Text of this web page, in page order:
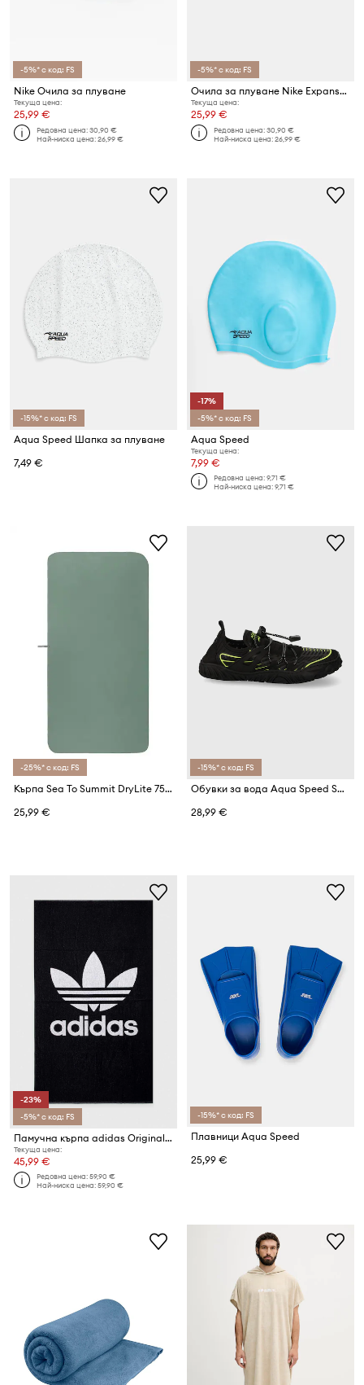
-5%* с код: FS
Nike Очила за плуване
Текуща цена:
25,99 €
Редовна цена:30,90 €
Най-ниска цена:26,99 €
-5%* с код: FS
Очила за плуване Nike Expanse Mirror
Текуща цена:
25,99 €
Редовна цена:30,90 €
Най-ниска цена:26,99 €
-15%* с код: FS
Aqua Speed Шапка за плуване
7,49 €
-17%
-5%* с код: FS
Aqua Speed
Текуща цена:
7,99 €
Редовна цена:9,71 €
Най-ниска цена:9,71 €
-25%* с код: FS
Кърпа Sea To Summit DryLite 75 x 150 cm
25,99 €
-15%* с код: FS
Обувки за вода Aqua Speed Salmo
28,99 €
-23%
-5%* с код: FS
Памучна кърпа adidas Originals
Текуща цена:
45,99 €
Редовна цена:59,90 €
Най-ниска цена:59,90 €
-15%* с код: FS
Плавници Aqua Speed
25,99 €